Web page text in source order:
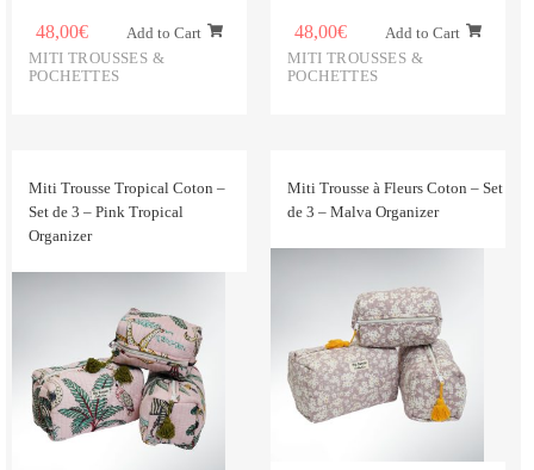
48,00€
Add to Cart
MITI TROUSSES &
POCHETTES
48,00€
Add to Cart
MITI TROUSSES &
POCHETTES
Miti Trousse Tropical Coton –
Set de 3 – Pink Tropical
Organizer
Miti Trousse à Fleurs Coton – Set
de 3 – Malva Organizer